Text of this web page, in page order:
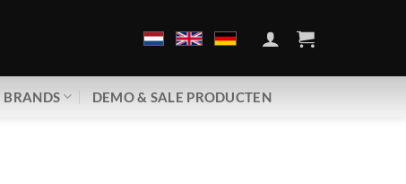
BRANDS DEMO & SALE PRODUCTEN